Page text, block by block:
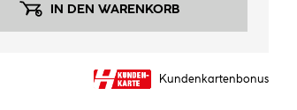
IN DEN WARENKORB
Kundenkartenbonus